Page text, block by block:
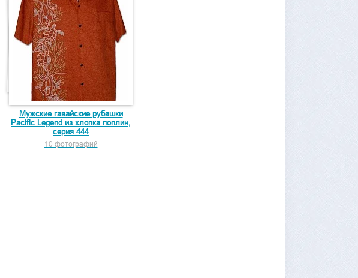
Мужские гавайские рубашки
Pacific Legend из хлопка поплин,
серия 444
10 фотографий